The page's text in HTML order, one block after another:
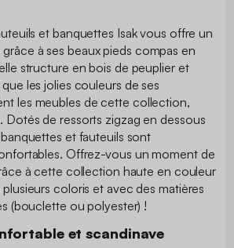
et banquettes Isak vous offre un
à ses beaux pieds compas en
structure en bois de peuplier et
les jolies couleurs de ses
les meubles de cette collection,
Dotés de ressorts zigzag en dessous
et fauteuils sont
Offrez-vous un moment de
à cette collection haute en couleur
coloris et avec des matières
(bouclette ou polyester) !
et scandinave